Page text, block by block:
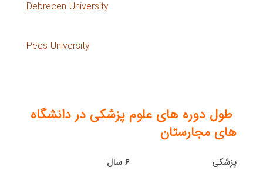
Debrecen University
Pecs University
طول دوره های علوم پزشکی در دانشگاه
های مجارستان
پزشکی ۶ سال